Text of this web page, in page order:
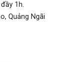
1h.
Quảng Ngãi